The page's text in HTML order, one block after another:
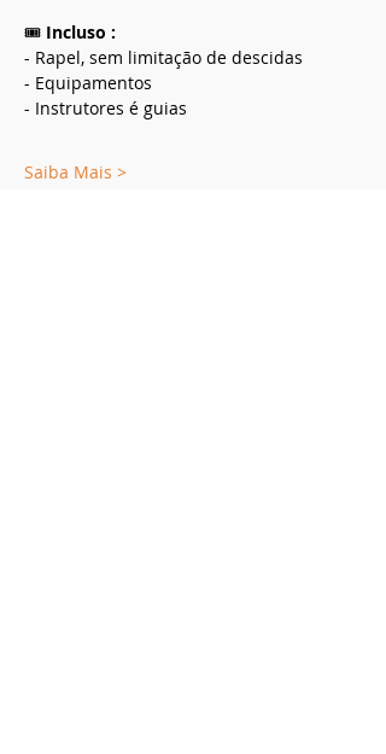
🎟️ Incluso :
- Rapel, sem limitação de descidas
- Equipamentos
- Instrutores é guias
Saiba Mais >